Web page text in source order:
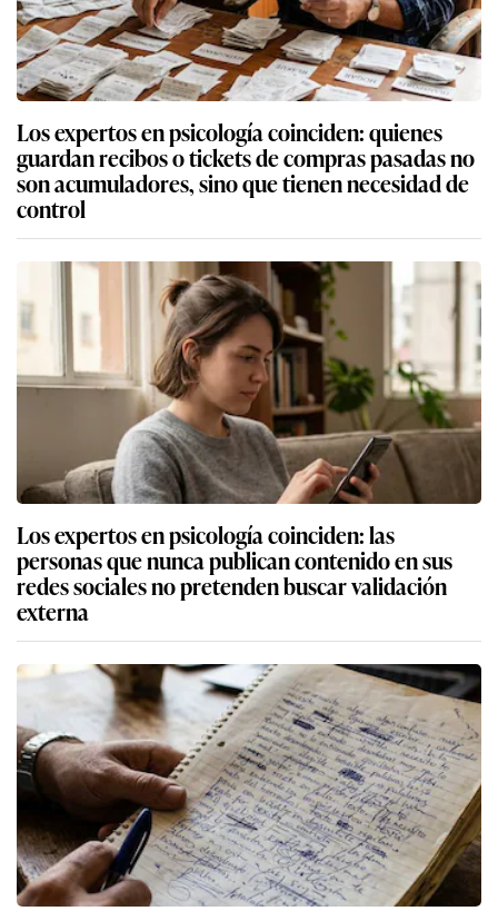
Los expertos en psicología coinciden: quienes
guardan recibos o tickets de compras pasadas no
son acumuladores, sino que tienen necesidad de
control
Los expertos en psicología coinciden: las
personas que nunca publican contenido en sus
redes sociales no pretenden buscar validación
externa